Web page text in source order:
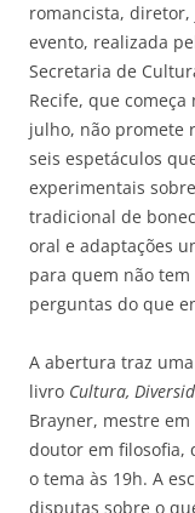
romancista,
evento, realizada
Secretaria de
Recife, que
julho, não promete
seis espetáculos
experimentais sobre
tradicional de
oral e adaptações
para quem não
perguntas do que
A abertura traz
livro Cultura,
Brayner, mestre
doutor em filosofia,
o tema às 19h. A
disputas sobre o